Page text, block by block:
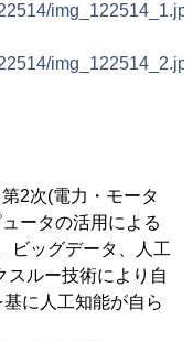
2次(電力・モータ
ータの活用による
ビッグデータ、人工
スルー技術により自
に人工知能が自ら